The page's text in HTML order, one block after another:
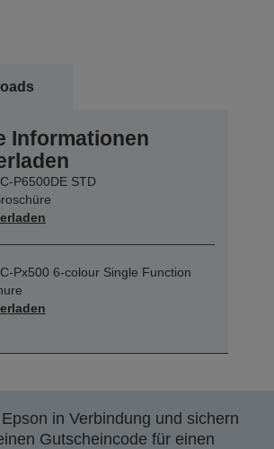
Informationen
P6500DE STD
Px500 6-colour Single Function
in Verbindung und sichern
Gutscheincode für einen